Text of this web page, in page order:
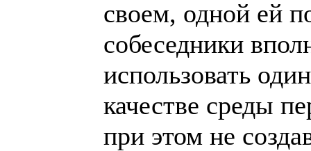
своем, одной ей
собеседники
использовать
качестве среды
при этом не